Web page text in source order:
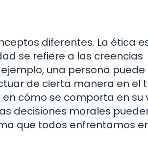
diferentes. La ética
se refiere a las creencias
una persona
de cierta manera en el
cómo se comporta en su
decisiones morales
que todos enfrentamos